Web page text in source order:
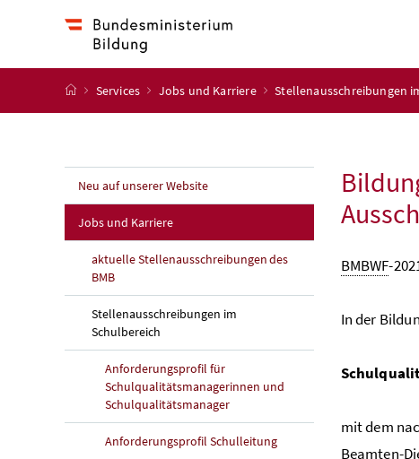
Startseite
Services Jobs und Karriere Stellenausschreibungen
Neu auf unserer Website
Jobs und Karriere
aktuelle Stellenausschreibungen des
BMB
Stellenausschreibungen im
Schulbereich
Anforderungsprofil für
Schulqualitätsmanagerinnen und
Schulqualitätsmanager
Anforderungsprofil Schulleitung
BMBWF-
In der
mit dem
Beamten-